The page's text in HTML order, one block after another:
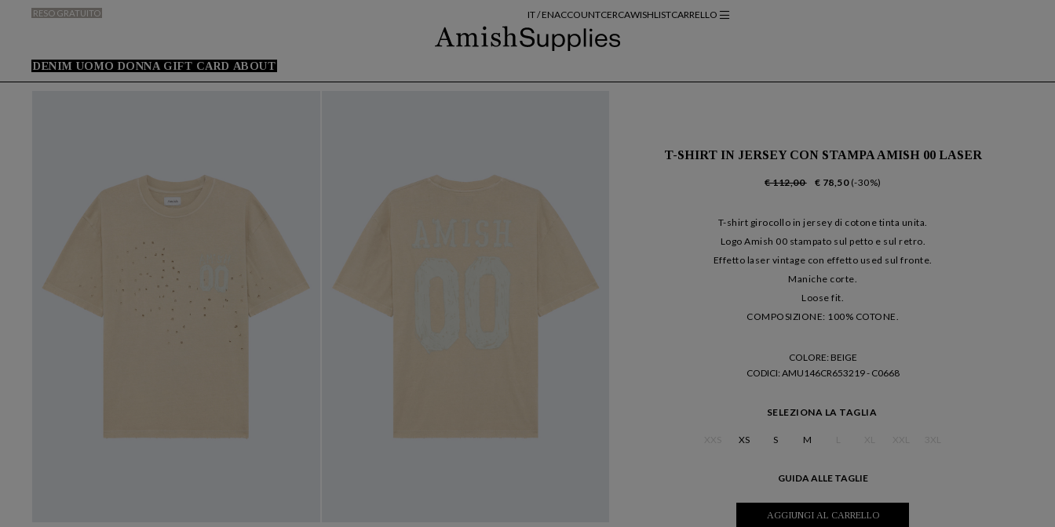
RESO GRATUITO IT /ENACCOUNTCERCAWISHLISTCARRELLO
DENIM UOMO DONNA GIFT CARD ABOUT
T-SHIRT IN JERSEY CON STAMPA AMISH 00 LASER
€ 112,00 € 78,50 (-30%)
T-shirt girocollo in jersey di cotone tinta unita.
Logo Amish 00 stampato sul petto e sul retro.
Effetto laser vintage con effetto used sul fronte.
Maniche corte.
Loose fit.
COMPOSIZIONE: 100% COTONE.
COLORE: BEIGE
CODICI: AMU146CR653219 - C0668
SELEZIONA LA TAGLIA
XS S M
GUIDA ALLE TAGLIE
AGGIUNGI AL CARRELLO